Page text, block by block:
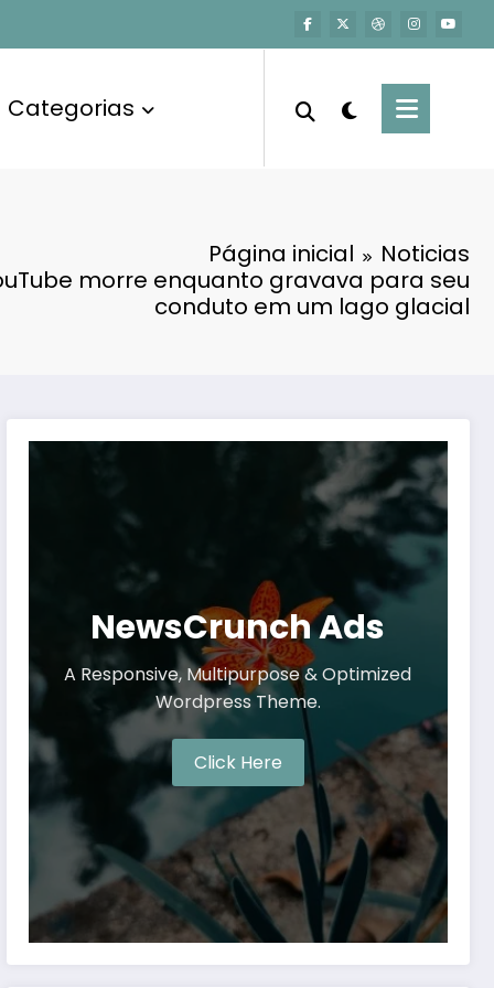
Categorias
Página inicial
Noticias
morre enquanto gravava para seu
conduto em um lago glacial
NewsCrunch Ads
A Responsive, Multipurpose & Optimized
Wordpress Theme.
Click Here